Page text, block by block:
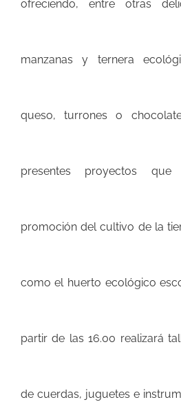
ofreciendo, entre otras
manzanas y ternera
queso, turrones o
presentes proyectos
promoción del cultivo de la
como el huerto ecológico
partir de las 16.00 realizará
de cuerdas, juguetes e